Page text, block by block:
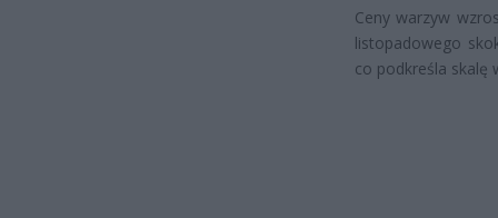
Ceny warzyw
listopadowego
co podkreśla skalę